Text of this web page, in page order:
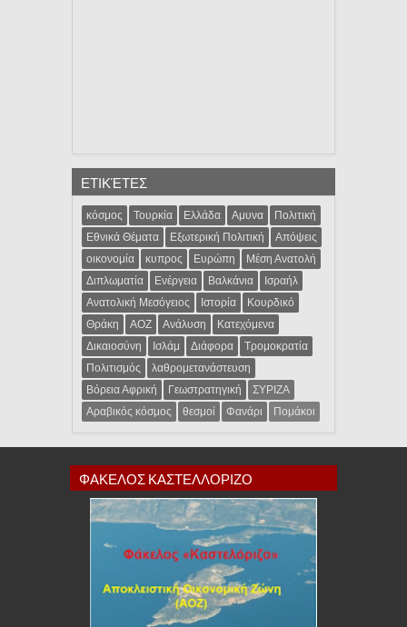
ΕΤΙΚΈΤΕΣ
κόσμος Τουρκία Ελλάδα Αμυνα
Πολιτική
Εθνικά Θέματα
Εξωτερική Πολιτική
Απόψεις
οικονομία
κυπρος Ευρώπη
Μέση Ανατολή
Διπλωματία
Ενέργεια Βαλκάνια
Ισραήλ
Ανατολική Μεσόγειος
Ιστορία
Κουρδικό
Θράκη
ΑΟΖ Ανάλυση
Κατεχόμενα
Δικαιοσύνη
Ισλάμ Διάφορα
Τρομοκρατία
Πολιτισμός
λαθρομετανάστευση
Βόρεια Αφρική
Γεωστρατηγική
ΣΥΡΙΖΑ
Αραβικός κόσμος
θεσμοί Φανάρι Πομάκοι
ΦΑΚΕΛΟΣ ΚΑΣΤΕΛΛΟΡΙΖΟ